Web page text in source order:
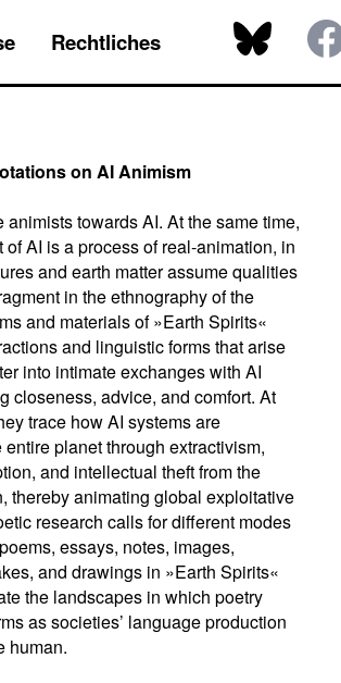
Rechtliches
on AI Animism
animists towards AI. At the same time,
AI is a process of real-animation, in
and earth matter assume qualities
in the ethnography of the
and materials of »Earth Spirits«
and linguistic forms that arise
into intimate exchanges with AI
closeness, advice, and comfort. At
trace how AI systems are
planet through extractivism,
and intellectual theft from the
thereby animating global exploitative
research calls for different modes
essays, notes, images,
and drawings in »Earth Spirits«
the landscapes in which poetry
as societies’ language production
human.